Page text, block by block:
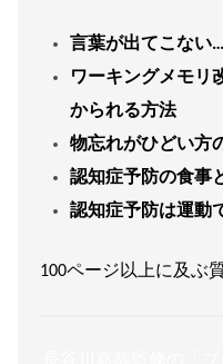
言葉が出てこない
ワーキングメモリ
かられる方法
物忘れがひどい方
認知症予防の食事
認知症予防は運
100ページ以上に及ぶ